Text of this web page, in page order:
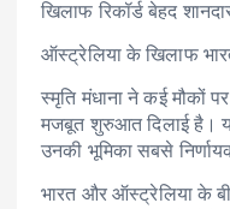
खिलाफ रिकॉर्ड बेहद
ऑस्ट्रेलिया के खिलाफ
स्मृति मंधाना ने कई मौकों
मजबूत शुरुआत दिलाई है।
उनकी भूमिका सबसे
भारत और ऑस्ट्रेलिया के